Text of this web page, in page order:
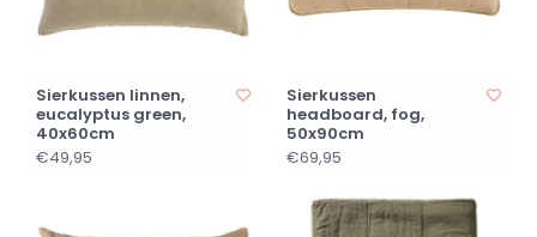
Sierkussen linnen,
eucalyptus green,
40x60cm
€49,95
Sierkussen
headboard, fog,
50x90cm
€69,95